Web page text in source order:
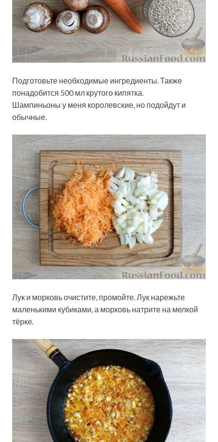
Подготовьте необходимые ингредиенты. Также
понадобится 500 мл крутого кипятка.
Шампиньоны у меня королевские, но подойдут и
обычные.
Лук и морковь очистите, промойте. Лук нарежьте
маленькими кубиками, а морковь натрите на мелкой
тёрке.